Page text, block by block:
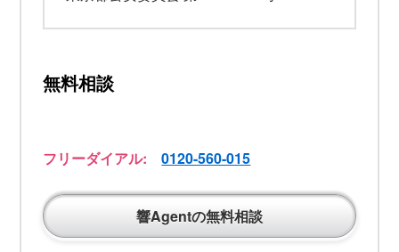
無料相談
フリーダイアル:0120-560-015
響Agentの無料相談